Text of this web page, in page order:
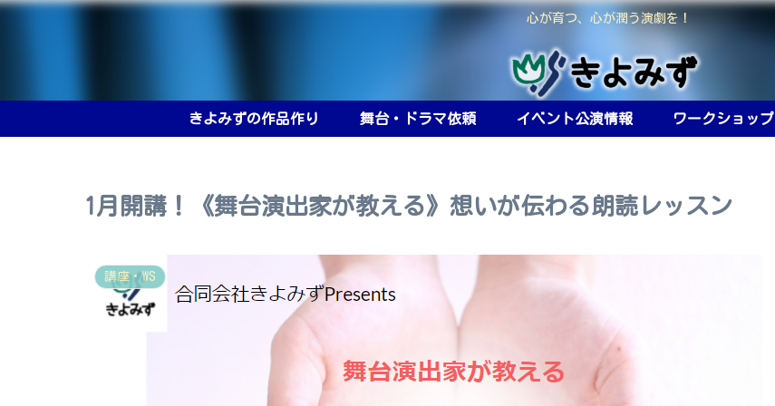
心が育つ、心が潤う演劇を！
きよみずの作品作り 舞台・ドラマ依頼 イベント公演情報 ワークショップ
1月開講！《舞台演出家が教える》想いが伝わる朗読レッスン
講座・WS